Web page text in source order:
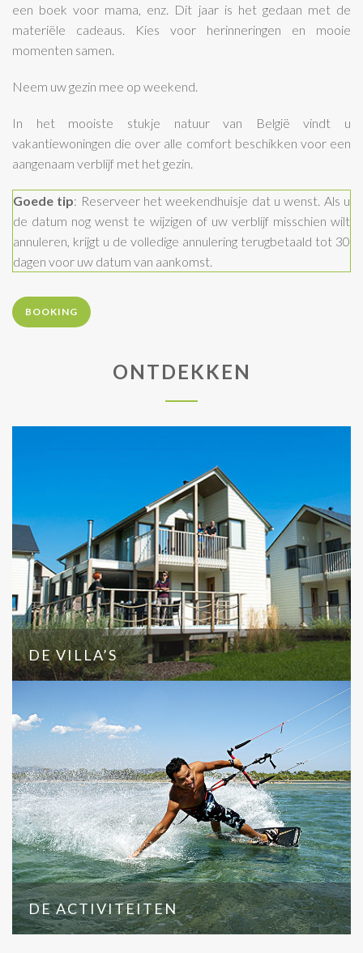
een boek voor mama, enz. Dit jaar is het gedaan met de
materiële cadeaus. Kies voor herinneringen en mooie
momenten samen.
Neem uw gezin mee op weekend.
In het mooiste stukje natuur van België vindt u
vakantiewoningen die over alle comfort beschikken voor een
aangenaam verblijf met het gezin.
Goede tip: Reserveer het weekendhuisje dat u wenst. Als u
de datum nog wenst te wijzigen of uw verblijf misschien wilt
annuleren, krijgt u de volledige annulering terugbetaald tot 30
dagen voor uw datum van aankomst.
BOOKING
ONTDEKKEN
DE VILLA’S
DE ACTIVITEITEN